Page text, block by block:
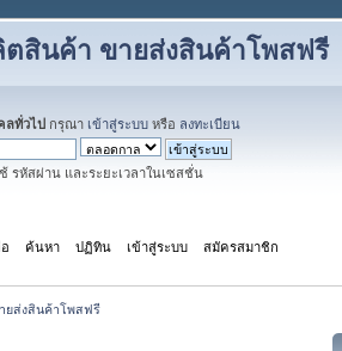
สินค้า ขายส่งสินค้าโพสฟรี
ลทั่วไป กรุณา เข้าสู่ระบบ หรือ ลงทะเบียน
รหัสผ่าน และระยะเวลาในเซสชั่น
ค้นหา ปฏิทิน เข้าสู่ระบบ สมัครสมาชิก
ยส่งสินค้าโพสฟรี